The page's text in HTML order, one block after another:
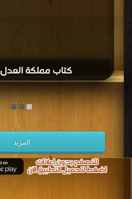
كتاب مملكة العدل PDF
المزيد